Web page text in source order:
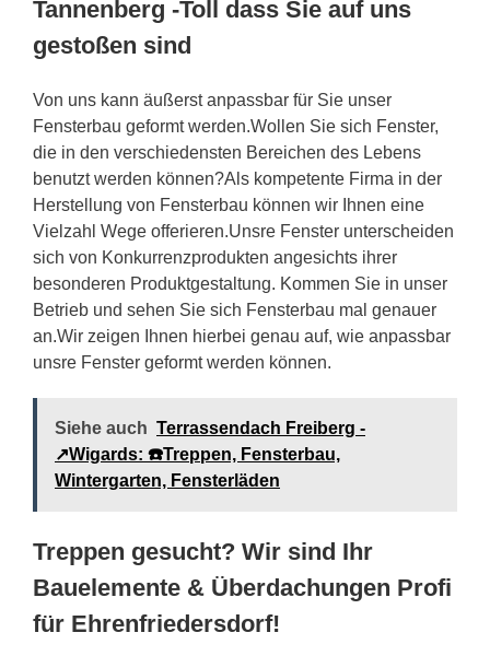
Tannenberg -Toll dass Sie auf uns
gestoßen sind
Von uns kann äußerst anpassbar für Sie unser
Fensterbau geformt werden.Wollen Sie sich Fenster,
die in den verschiedensten Bereichen des Lebens
benutzt werden können?Als kompetente Firma in der
Herstellung von Fensterbau können wir Ihnen eine
Vielzahl Wege offerieren.Unsre Fenster unterscheiden
sich von Konkurrenzprodukten angesichts ihrer
besonderen Produktgestaltung. Kommen Sie in unser
Betrieb und sehen Sie sich Fensterbau mal genauer
an.Wir zeigen Ihnen hierbei genau auf, wie anpassbar
unsre Fenster geformt werden können.
Siehe auch Terrassendach Freiberg -
↗️Wigards: ☎️Treppen, Fensterbau,
Wintergarten, Fensterläden
Treppen gesucht? Wir sind Ihr
Bauelemente & Überdachungen Profi
für Ehrenfriedersdorf!